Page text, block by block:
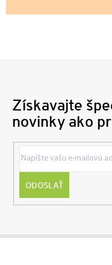
Získavajte
novinky ako
ODOSLAŤ